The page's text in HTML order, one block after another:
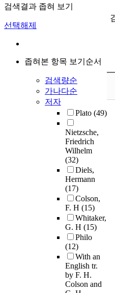
검색결과 좁혀 보기
선택해제
좁혀본 항목 보기순서
검색량순
가나다순
저자
Plato (49)
Nietzsche,
Friedrich
Wilhelm
(32)
Diels,
Hermann
(17)
Colson,
F. H (15)
Whitaker,
G. H (15)
Philo
(12)
With an
English tr.
by F. H.
Colson and